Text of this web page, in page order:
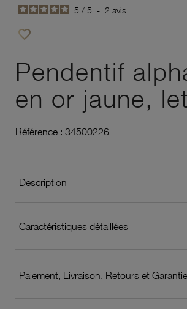
5 / 5 - 2 avis
favorite_border
Pendentif
en or jaune,
Référence : 34500226
Description
Caractéristiques détaillées
Paiement, Livraison, Retours et Garantie